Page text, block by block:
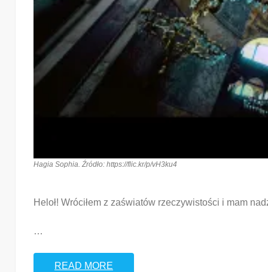
Hagia Sophia. Źródło: https://flic.kr/p/vH3ku4
Heloł! Wróciłem z zaświatów rzeczywistości i mam
…
READ MORE